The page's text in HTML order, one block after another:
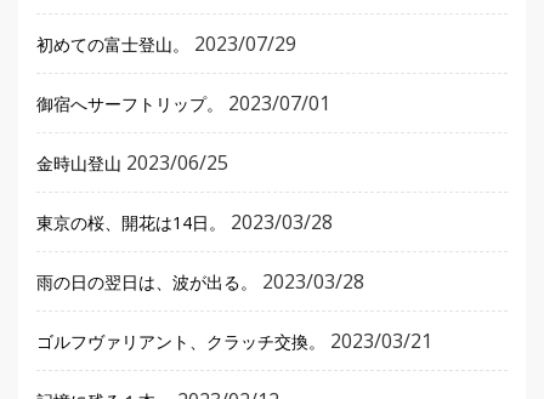
初めての富士登山。 2023/07/29
御宿へサーフトリップ。 2023/07/01
金時山登山 2023/06/25
東京の桜、開花は14日。 2023/03/28
雨の日の翌日は、波が出る。 2023/03/28
ゴルフヴァリアント、クラッチ交換。 2023/03/21